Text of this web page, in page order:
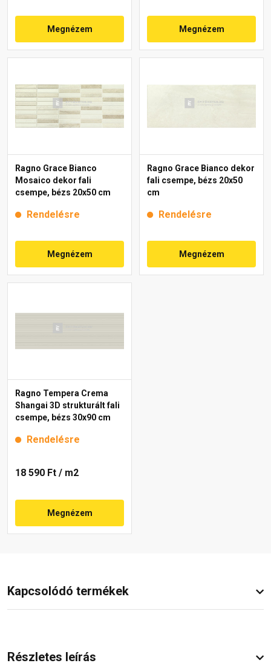
Megnézem Megnézem
Ragno Grace Bianco
Mosaico dekor fali
csempe, bézs 20x50 cm
Rendelésre
Megnézem
Ragno Grace Bianco dekor
fali csempe, bézs 20x50
cm
Rendelésre
Megnézem
Ragno Tempera Crema
Shangai 3D strukturált fali
csempe, bézs 30x90 cm
Rendelésre
18 590 Ft / m2
Megnézem
Kapcsolódó termékek
Részletes leírás